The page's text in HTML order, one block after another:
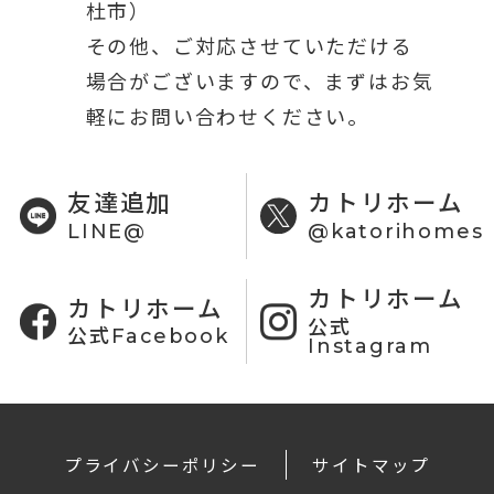
杜市）
その他、ご対応させていただける
場合がございますので、まずはお気
軽にお問い合わせください。
友達追加
LINE@
カトリホーム
@katorihomes
カトリホーム
公式Facebook
カトリホーム
公式
Instagram
プライバシーポリシー サイトマップ